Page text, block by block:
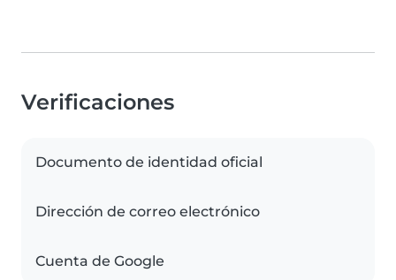
Verificaciones
Documento de identidad oficial
Dirección de correo electrónico
Cuenta de Google